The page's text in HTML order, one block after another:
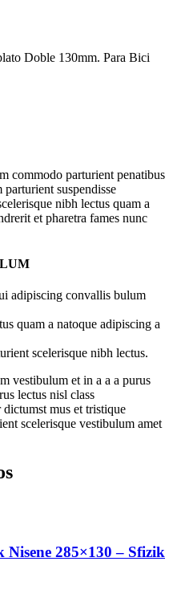
Doble 130mm. Para Bici
commodo parturient penatibus
suspendisse
nibh lectus quam a
et pharetra fames nunc
adipiscing convallis bulum
quam a natoque adipiscing a
scelerisque nibh lectus.
vestibulum et in a a a purus
lectus nisl class
mus et tristique
scelerisque vestibulum amet
285×130 – Sfizik